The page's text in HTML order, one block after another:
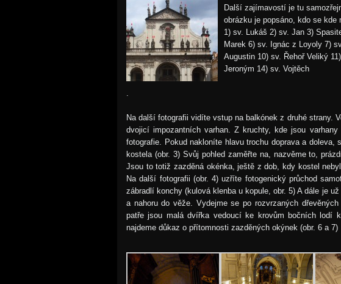
Další zajímavostí je tu
obrázku je popsáno, kdo se kde
1) sv. Lukáš 2) sv. Jan 3)
Marek 6) sv. Ignác z Loyoly 7)
Augustin 10) sv. Řehoř Veliký
Jeroným 14) sv. Vojtěch
.
Na další fotografii vidíte vstup na balkónek z druhé strany.
dvojicí impozantních varhan. Z kruchty, kde jsou
fotografie. Pokud nakloníte hlavu trochu doprava a
kostela (obr. 3) Svůj pohled zaměřte na, nazvěme to,
Jsou to totiž zazděná okénka, ještě z dob, kdy kostel
Na další fotografii (obr. 4) uzříte fotogenický průchod
zábradlí konchy (kulová klenba u kopule, obr. 5) A dále je
a nahoru do věže. Vydejme se po rozvrzaných
patře jsou malá dvířka vedoucí ke krovům bočních lodí
najdeme důkaz o přítomnosti zazděných okýnek (obr. 6 a 7)